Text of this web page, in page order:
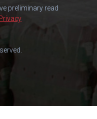
preliminary read